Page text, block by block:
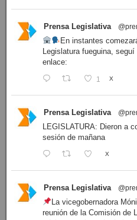
Prensa Legislativa
En instantes
Legislatura fueguina,
enlace:
1 X
Prensa Legislativa
LEGISLATURA: Dieron a
sesión de mañana
X
Prensa Legislativa
La vicegobernadora
reunión de la Comisión de